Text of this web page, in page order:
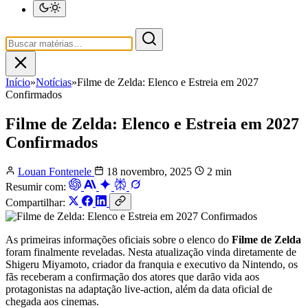
Início»Notícias»Filme de Zelda: Elenco e Estreia em 2027
Confirmados
Filme de Zelda: Elenco e Estreia em 2027
Confirmados
Louan Fontenele 18 novembro, 2025
2 min
Resumir com:
Compartilhar:
As primeiras informações oficiais sobre o elenco do Filme de Zelda
foram finalmente reveladas. Nesta atualização vinda diretamente de
Shigeru Miyamoto, criador da franquia e executivo da Nintendo, os
fãs receberam a confirmação dos atores que darão vida aos
protagonistas na adaptação live-action, além da data oficial de
chegada aos cinemas.